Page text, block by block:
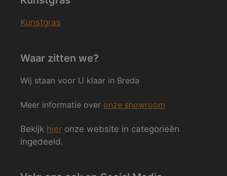
Kunstgras
Waar zitten we?
Wij staan voor U klaar in Breda
Meer informatie over onze showroom
Bekijk hier onze website in categorieën
ingedeeld.